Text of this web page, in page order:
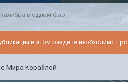
в одном бою.
в этом разделе необходимо
Мира Кораблей